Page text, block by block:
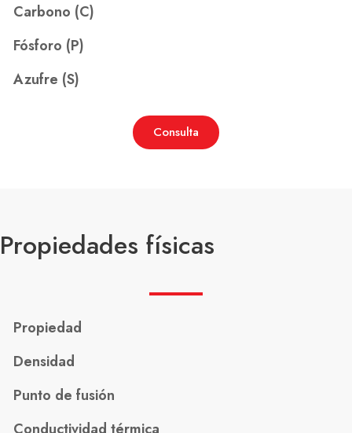
Carbono (C)
Fósforo (P)
Azufre (S)
Consulta
Propiedades físicas
Propiedad
Densidad
Punto de fusión
Conductividad térmica